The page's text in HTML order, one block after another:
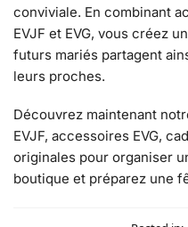
conviviale. En combinant
EVJF et EVG, vous créez
futurs mariés partagent
leurs proches.
Découvrez maintenant
EVJF, accessoires EVG,
originales pour organiser
boutique et préparez une